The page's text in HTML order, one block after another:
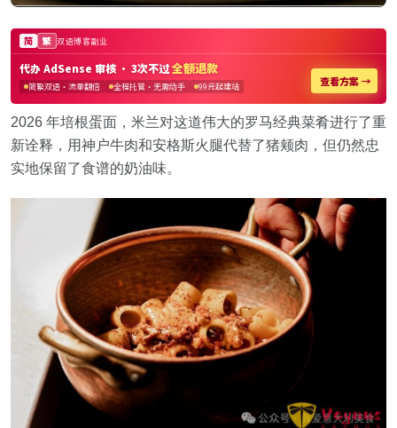
2026 年培根蛋面，米兰对这道伟大的罗马经典菜肴进行了重
新诠释，用神户牛肉和安格斯火腿代替了猪颊肉，但仍然忠
实地保留了食谱的奶油味。